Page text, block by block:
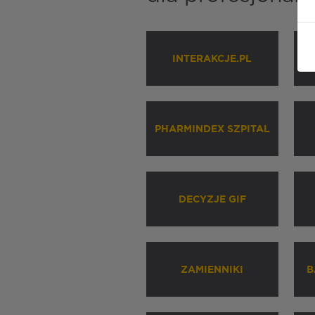
INTERAKCJE.PL
PHARMINDEX SZPITAL
DECYZJE GIF
ZAMIENNIKI